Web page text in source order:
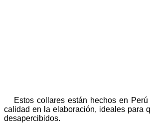
Estos collares están hechos en
calidad en la elaboración, ideales para
desapercibidos.